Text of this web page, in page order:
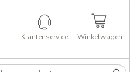
Klantenservice Winkelwagen